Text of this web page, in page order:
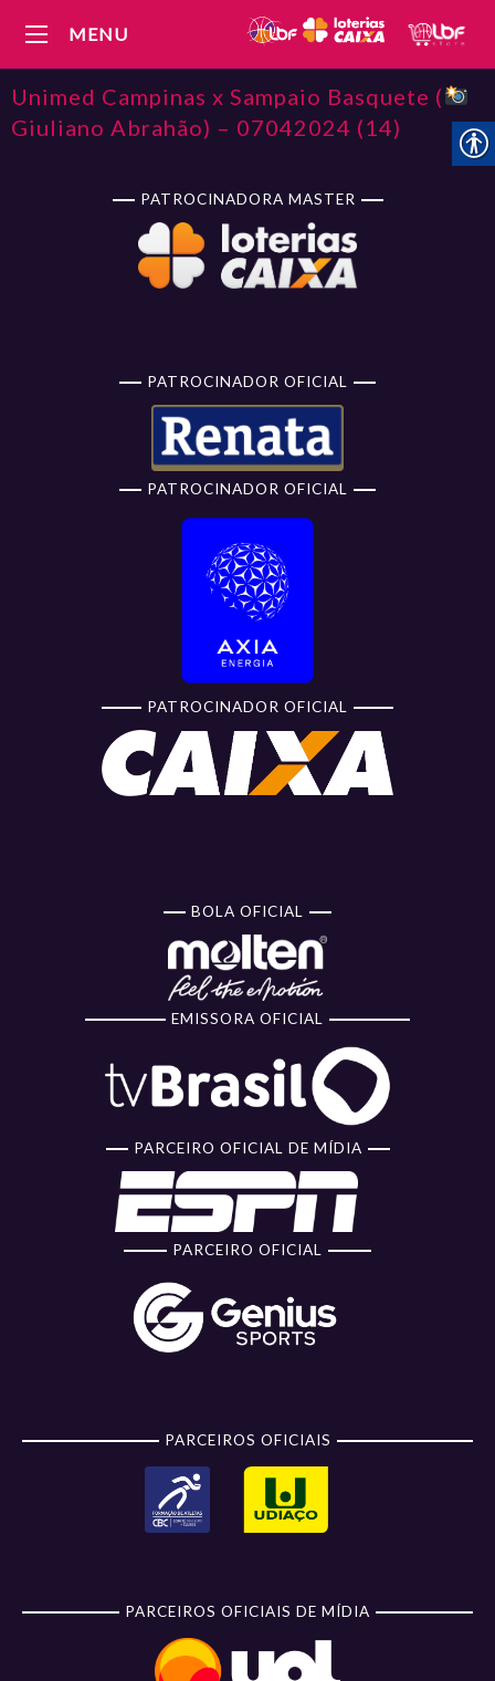
MENU
Unimed Campinas x Sampaio Basquete (
Giuliano Abrahão) – 07042024 (14)
PATROCINADORA MASTER
PATROCINADOR OFICIAL
PATROCINADOR OFICIAL
PATROCINADOR OFICIAL
BOLA OFICIAL
EMISSORA OFICIAL
PARCEIRO OFICIAL DE MÍDIA
PARCEIRO OFICIAL
PARCEIROS OFICIAIS
PARCEIROS OFICIAIS DE MÍDIA